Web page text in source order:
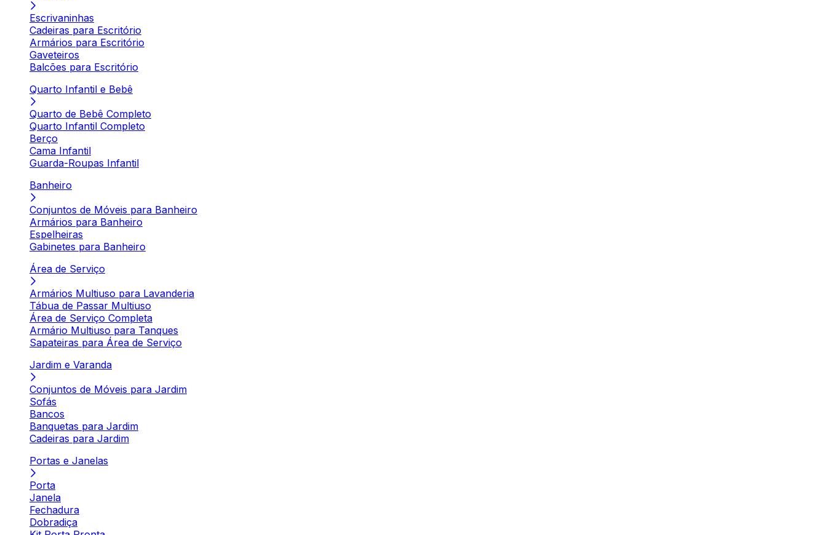
Escrivaninhas
Cadeiras para Escritório
Armários para Escritório
Gaveteiros
Balcões para Escritório
Quarto Infantil e Bebê
Quarto de Bebê Completo
Quarto Infantil Completo
Berço
Cama Infantil
Guarda-Roupas Infantil
Banheiro
Conjuntos de Móveis para Banheiro
Armários para Banheiro
Espelheiras
Gabinetes para Banheiro
Área de Serviço
Armários Multiuso para Lavanderia
Tábua de Passar Multiuso
Área de Serviço Completa
Armário Multiuso para Tanques
Sapateiras para Área de Serviço
Jardim e Varanda
Conjuntos de Móveis para Jardim
Sofás
Bancos
Banquetas para Jardim
Cadeiras para Jardim
Portas e Janelas
Porta
Janela
Fechadura
Dobradiça